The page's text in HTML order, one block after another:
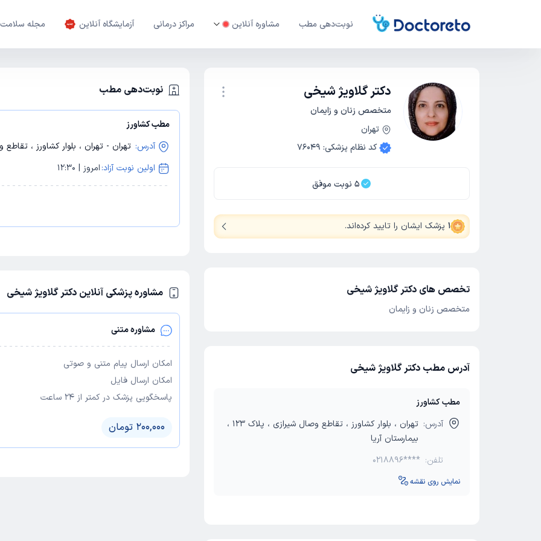
نوبت‌دهی مطب مشاوره آنلاین مراکز درمانی آزمایشگاه آنلاین مجله سلامت
دکتر گلاویژ شیخی
متخصص زنان و زایمان
تهران
کد نظام پزشکی:
76049
5 نوبت موفق
1 پزشک ایشان را تایید کرده‌اند.
نوبت‌دهی مطب
مطب کشاورز
آدرس: تهران - تهران ، بلوار کشاورز ، تقاطع وصال شیرازی
اولین نوبت آزاد:امروز | 12:30
مشاوره پزشکی آنلاین دکتر گلاویژ شیخی
مشاوره متنی
امکان ارسال پیام متنی و صوتی
امکان ارسال فایل
پاسخگویی پزشک در کمتر از ۲۴ ساعت
200,000 تومان
تخصص های دکتر گلاویژ شیخی
متخصص زنان و زایمان
آدرس مطب دکتر گلاویژ شیخی
مطب کشاورز
آدرس:
تهران ، بلوار کشاورز ، تقاطع وصال شیرازی ، پلاک 123 ،
بیمارستان آریا
تلفن: 0218896****
نمایش روی نقشه